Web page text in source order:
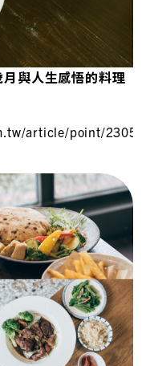
與人生感悟的料理
article/point/